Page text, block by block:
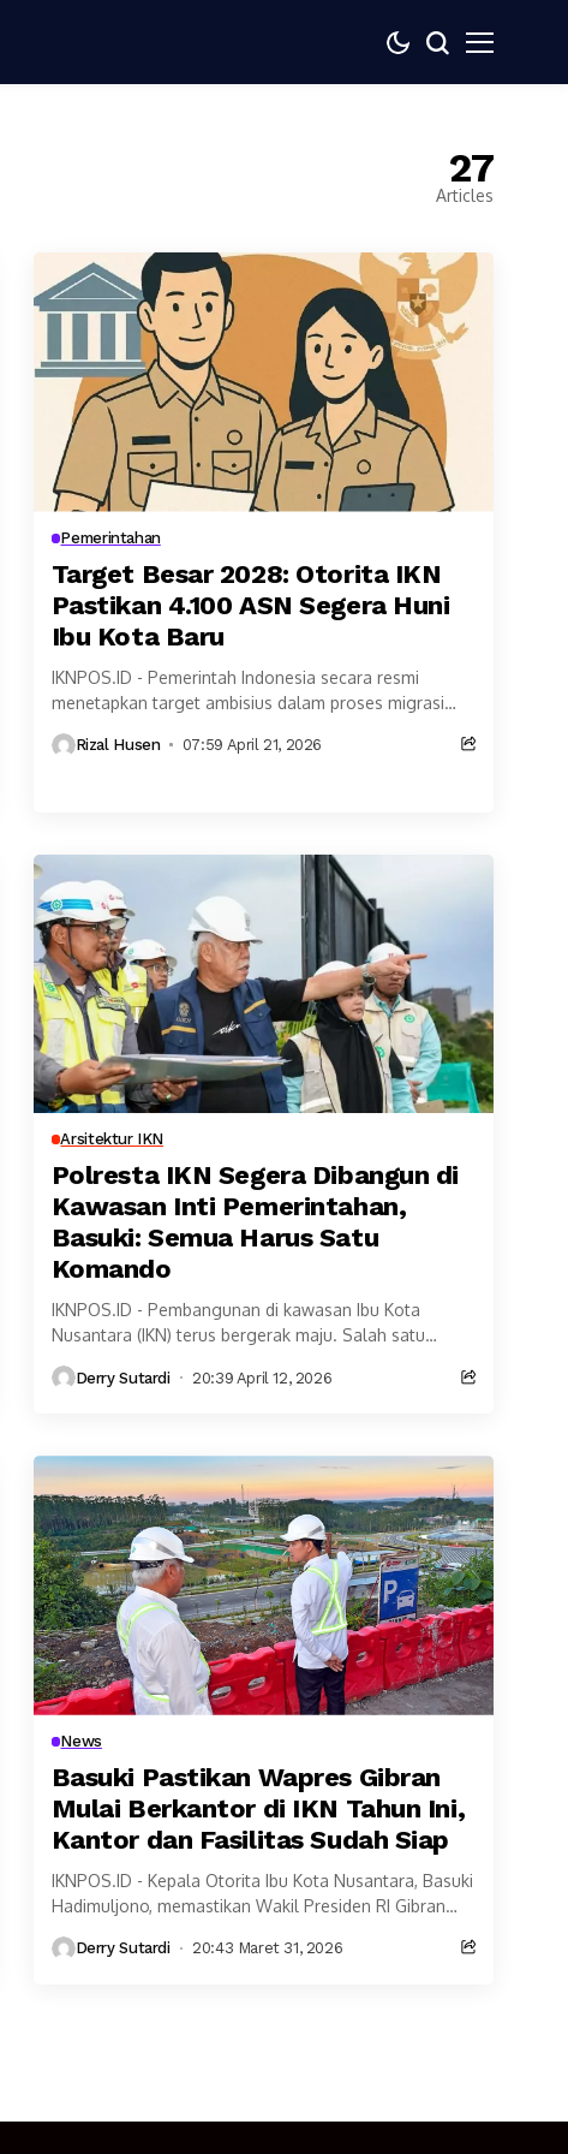
27
Articles
Pemerintahan
Target Besar 2028: Otorita IKN
Pastikan 4.100 ASN Segera Huni
Ibu Kota Baru
IKNPOS.ID - Pemerintah Indonesia secara resmi
menetapkan target ambisius dalam proses migrasi
Kepala Otorita IKN, Basuki...
Rizal Husen 07:59 April 21, 2026
Arsitektur IKN
Polresta IKN Segera Dibangun di
Kawasan Inti Pemerintahan,
Basuki: Semua Harus Satu
Komando
IKNPOS.ID - Pembangunan di kawasan Ibu Kota
Nusantara (IKN) terus bergerak maju. Salah satu
pembangunan kantor...
Derry Sutardi 20:39 April 12, 2026
News
Basuki Pastikan Wapres Gibran
Mulai Berkantor di IKN Tahun Ini,
Kantor dan Fasilitas Sudah Siap
IKNPOS.ID - Kepala Otorita Ibu Kota Nusantara, Basuki
Hadimuljono, memastikan Wakil Presiden RI Gibran
Kota Nusantara...
Derry Sutardi 20:43 Maret 31, 2026